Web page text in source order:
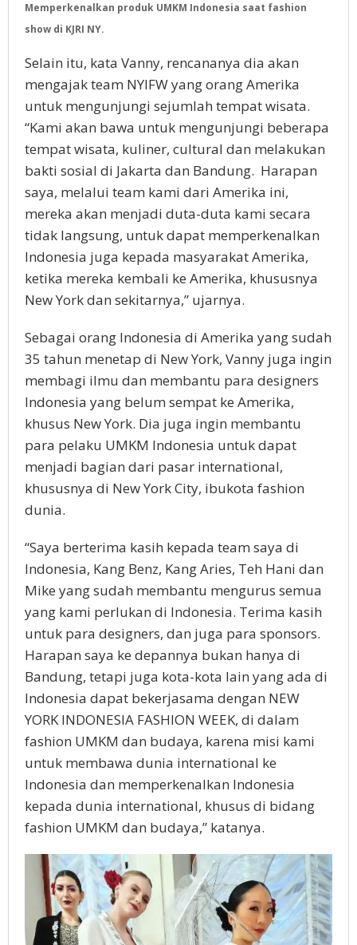
Memperkenalkan produk UMKM Indonesia saat fashion
show di KJRI NY.
Selain itu, kata Vanny, rencananya dia akan
mengajak team NYIFW yang orang Amerika
untuk mengunjungi sejumlah tempat wisata.
“Kami akan bawa untuk mengunjungi beberapa
tempat wisata, kuliner, cultural dan melakukan
bakti sosial di Jakarta dan Bandung. Harapan
saya, melalui team kami dari Amerika ini,
mereka akan menjadi duta-duta kami secara
tidak langsung, untuk dapat memperkenalkan
Indonesia juga kepada masyarakat Amerika,
ketika mereka kembali ke Amerika, khususnya
New York dan sekitarnya,” ujarnya.
Sebagai orang Indonesia di Amerika yang sudah
35 tahun menetap di New York, Vanny juga ingin
membagi ilmu dan membantu para designers
Indonesia yang belum sempat ke Amerika,
khusus New York. Dia juga ingin membantu
para pelaku UMKM Indonesia untuk dapat
menjadi bagian dari pasar international,
khususnya di New York City, ibukota fashion
dunia.
“Saya berterima kasih kepada team saya di
Indonesia, Kang Benz, Kang Aries, Teh Hani dan
Mike yang sudah membantu mengurus semua
yang kami perlukan di Indonesia. Terima kasih
untuk para designers, dan juga para sponsors.
Harapan saya ke depannya bukan hanya di
Bandung, tetapi juga kota-kota lain yang ada di
Indonesia dapat bekerjasama dengan NEW
YORK INDONESIA FASHION WEEK, di dalam
fashion UMKM dan budaya, karena misi kami
untuk membawa dunia international ke
Indonesia dan memperkenalkan Indonesia
kepada dunia international, khusus di bidang
fashion UMKM dan budaya,” katanya.